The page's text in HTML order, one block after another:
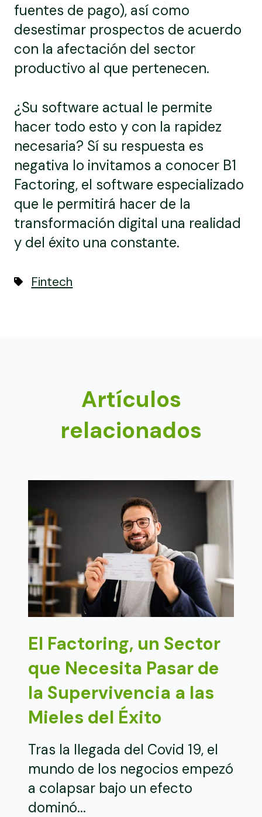
fuentes de pago), así como
desestimar prospectos de acuerdo
con la afectación del sector
productivo al que pertenecen.
¿Su software actual le permite
hacer todo esto y con la rapidez
necesaria? Sí su respuesta es
negativa lo invitamos a conocer B1
Factoring, el software especializado
que le permitirá hacer de la
transformación digital una realidad
y del éxito una constante.
Fintech
Artículos
relacionados
El Factoring, un Sector
que Necesita Pasar de
la Supervivencia a las
Mieles del Éxito
Tras la llegada del Covid 19, el
mundo de los negocios empezó
a colapsar bajo un efecto
dominó...